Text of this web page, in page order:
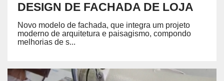
DESIGN DE FACHADA DE LOJA
Novo modelo de fachada, que integra um projeto
moderno de arquitetura e paisagismo, compondo
melhorias de s...